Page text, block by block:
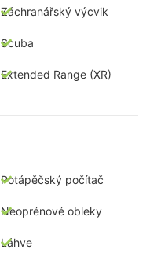
Záchranářský výcvik
Scuba
Extended Range (XR)
Potápěčský počítač
Neoprénové obleky
Láhve